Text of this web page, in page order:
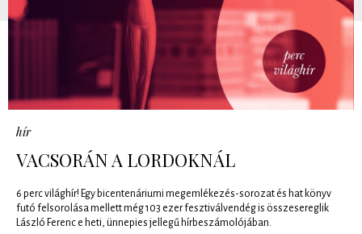
hír
VACSORÁN A LORDOKNÁL
6 perc világhír! Egy bicentenáriumi megemlékezés-sorozat és hat könyv
futó felsorolása mellett még 103 ezer fesztiválvendég is összesereglik
László Ferenc e heti, ünnepies jellegű hírbeszámolójában.